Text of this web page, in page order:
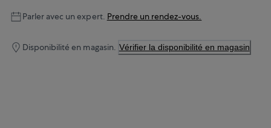
Parler avec un expert. Prendre un rendez-vous.
Disponibilité en magasin. Vérifier la disponibilité en magasin